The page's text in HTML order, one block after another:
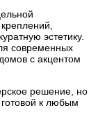
эстетику.
современных
с акцентом
решение, но
к любым